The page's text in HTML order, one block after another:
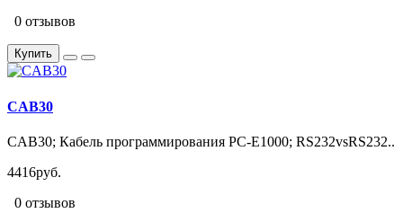
0 отзывов
Купить
CAB30
CAB30; Кабель программирования PC-E1000; RS232vsRS232..
4416руб.
0 отзывов